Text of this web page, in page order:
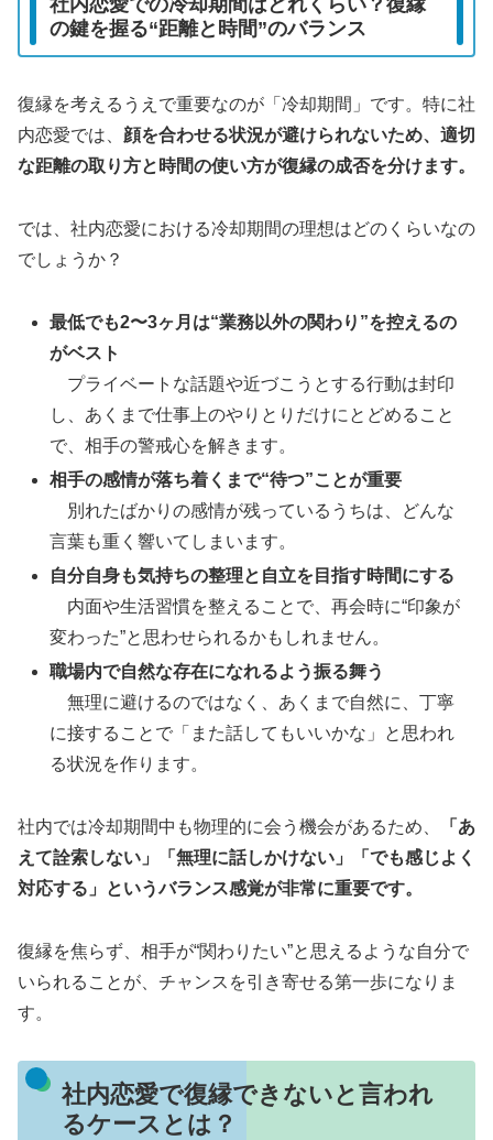
の鍵を握る“距離と時間”のバランス
復縁を考えるうえで重要なのが「冷却期間」です。特に社
内恋愛では、 顔を合わせる状況が避けられないため、適切
な距離の取り方と時間の使い方が復縁の成否を分けます。
では、社内恋愛における冷却期間の理想はどのくらいなの
でしょうか？
最低でも2〜3ヶ月は“業務以外の関わり”を控えるの
がベスト
プライベートな話題や近づこうとする行動は封印
し、あくまで仕事上のやりとりだけにとどめること
で、相手の警戒心を解きます。
相手の感情が落ち着くまで“待つ”ことが重要
別れたばかりの感情が残っているうちは、どんな
言葉も重く響いてしまいます。
自分自身も気持ちの整理と自立を目指す時間にする
内面や生活習慣を整えることで、再会時に“印象が
変わった”と思わせられるかもしれません。
職場内で自然な存在になれるよう振る舞う
無理に避けるのではなく、あくまで自然に、丁寧
に接することで「また話してもいいかな」と思われ
る状況を作ります。
社内では冷却期間中も物理的に会う機会があるため、
「あ
えて詮索しない」「無理に話しかけない」「でも感じよく
対応する」というバランス感覚が非常に重要です。
復縁を焦らず、相手が“関わりたい”と思えるような自分で
いられることが、チャンスを引き寄せる第一歩になりま
す。
社内恋愛で復縁できないと言われ
るケースとは？